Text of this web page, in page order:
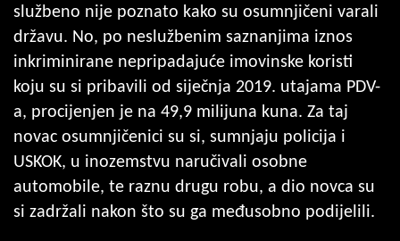
službeno nije poznato kako su osumnjičeni varali
državu. No, po neslužbenim saznanjima iznos
inkriminirane nepripadajuće imovinske koristi
koju su si pribavili od siječnja 2019. utajama PDV-
a, procijenjen je na 49,9 milijuna kuna. Za taj
novac osumnjičenici su si, sumnjaju policija i
USKOK, u inozemstvu naručivali osobne
automobile, te raznu drugu robu, a dio novca su
si zadržali nakon što su ga međusobno podijelili.